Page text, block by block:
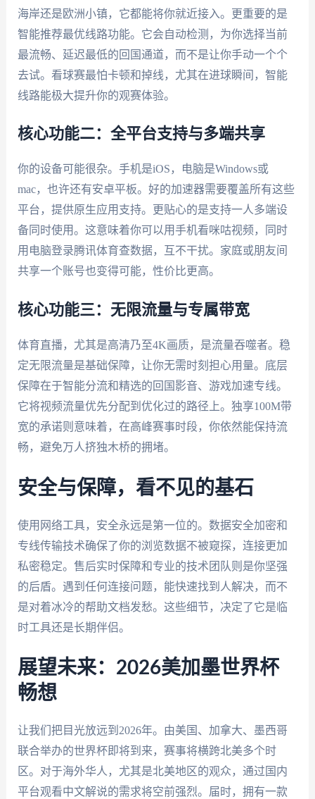
海岸还是欧洲小镇，它都能将你就近接入。更重要的是
智能推荐最优线路功能。它会自动检测，为你选择当前
最流畅、延迟最低的回国通道，而不是让你手动一个个
去试。看球赛最怕卡顿和掉线，尤其在进球瞬间，智能
线路能极大提升你的观赛体验。
核心功能二：全平台支持与多端共享
你的设备可能很杂。手机是iOS，电脑是Windows或
mac，也许还有安卓平板。好的加速器需要覆盖所有这些
平台，提供原生应用支持。更贴心的是支持一人多端设
备同时使用。这意味着你可以用手机看咪咕视频，同时
用电脑登录腾讯体育查数据，互不干扰。家庭或朋友间
共享一个账号也变得可能，性价比更高。
核心功能三：无限流量与专属带宽
体育直播，尤其是高清乃至4K画质，是流量吞噬者。稳
定无限流量是基础保障，让你无需时刻担心用量。底层
保障在于智能分流和精选的回国影音、游戏加速专线。
它将视频流量优先分配到优化过的路径上。独享100M带
宽的承诺则意味着，在高峰赛事时段，你依然能保持流
畅，避免万人挤独木桥的拥堵。
安全与保障，看不见的基石
使用网络工具，安全永远是第一位的。数据安全加密和
专线传输技术确保了你的浏览数据不被窥探，连接更加
私密稳定。售后实时保障和专业的技术团队则是你坚强
的后盾。遇到任何连接问题，能快速找到人解决，而不
是对着冰冷的帮助文档发愁。这些细节，决定了它是临
时工具还是长期伴侣。
展望未来：2026美加墨世界杯
畅想
让我们把目光放远到2026年。由美国、加拿大、墨西哥
联合举办的世界杯即将到来，赛事将横跨北美多个时
区。对于海外华人，尤其是北美地区的观众，通过国内
平台观看中文解说的需求将空前强烈。届时，拥有一款